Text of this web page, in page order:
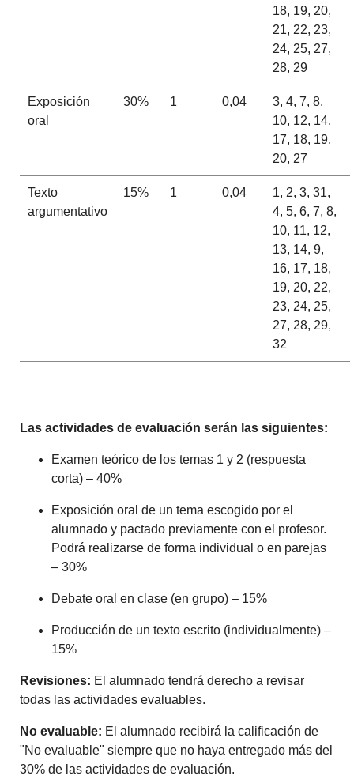
18, 19, 20,
21, 22, 23,
24, 25, 27,
28, 29
Exposición
oral
30% 1 0,04
3, 4, 7, 8,
10, 12, 14,
17, 18, 19,
20, 27
Texto
argumentativo
15% 1 0,04
1, 2, 3, 31,
4, 5, 6, 7, 8,
10, 11, 12,
13, 14, 9,
16, 17, 18,
19, 20, 22,
23, 24, 25,
27, 28, 29,
32
Las actividades de evaluación serán las siguientes:
Examen teórico de los temas 1 y 2 (respuesta
corta) – 40%
Exposición oral de un tema escogido por el
alumnado y pactado previamente con el profesor.
Podrá realizarse de forma individual o en parejas
– 30%
Debate oral en clase (en grupo) – 15%
Producción de un texto escrito (individualmente) –
15%
Revisiones: El alumnado tendrá derecho a revisar
todas las actividades evaluables.
No evaluable: El alumnado recibirá la calificación de
"No evaluable" siempre que no haya entregado más del
30% de las actividades de evaluación.